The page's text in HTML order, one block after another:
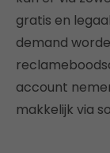
gratis en
demand
account
makkelijk via